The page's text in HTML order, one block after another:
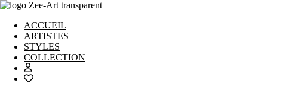
Aller
contenuACCUEIL
ARTISTES
STYLES
COLLECTION